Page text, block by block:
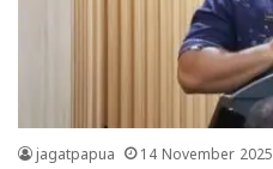
jagatpapua 14 November 2025